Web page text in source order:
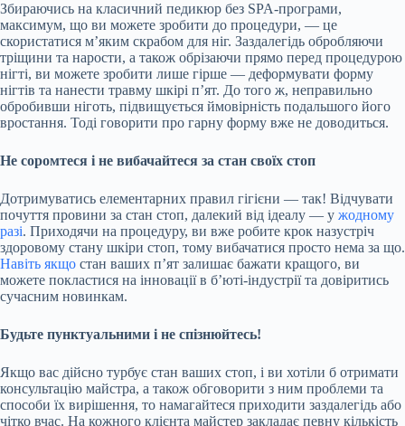
Збираючись на класичний педикюр без SPA-програми,
максимум, що ви можете зробити до процедури, — це
скористатися м’яким скрабом для ніг. Заздалегідь обробляючи
тріщини та нарости, а також обрізаючи прямо перед процедурою
нігті, ви можете зробити лише гірше — деформувати форму
нігтів та нанести травму шкірі п’ят. До того ж, неправильно
обробивши ніготь, підвищується ймовірність подальшого його
вростання. Тоді говорити про гарну форму вже не доводиться.
Не соромтеся і не вибачайтеся за стан своїх стоп
Дотримуватись елементарних правил гігієни — так! Відчувати
почуття провини за стан стоп, далекий від ідеалу — у жодному
разі. Приходячи на процедуру, ви вже робите крок назустріч
здоровому стану шкіри стоп, тому вибачатися просто нема за що.
Навіть якщо стан ваших п’ят залишає бажати кращого, ви
можете покластися на інновації в б’юті-індустрії та довіритись
сучасним новинкам.
Будьте пунктуальними і не спізнюйтесь!
Якщо вас дійсно турбує стан ваших стоп, і ви хотіли б отримати
консультацію майстра, а також обговорити з ним проблеми та
способи їх вирішення, то намагайтеся приходити заздалегідь або
чітко вчас. На кожного клієнта майстер закладає певну кількість